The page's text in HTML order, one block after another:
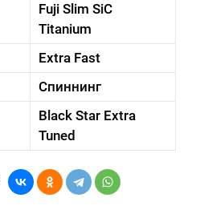
Fuji Slim SiC
Titanium
Extra Fast
Спиннинг
Black Star Extra
Tuned